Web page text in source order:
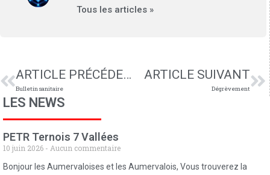
Tous les articles »
ARTICLE PRÉCÉDENT
Bulletin sanitaire
ARTICLE SUIVANT
Dégrèvement
LES NEWS
PETR Ternois 7 Vallées
10 juin 2026
Aucun commentaire
Bonjour les Aumervaloises et les Aumervalois, Vous trouverez la